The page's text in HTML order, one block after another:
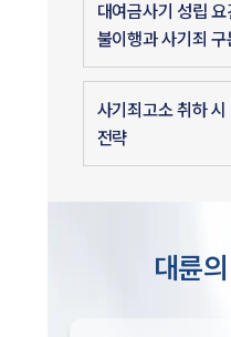
대여금사기 성립
불이행과 사기죄
사기죄고소 취하
전략
대륜